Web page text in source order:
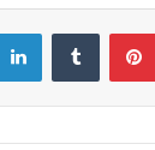
LinkedInTumblr